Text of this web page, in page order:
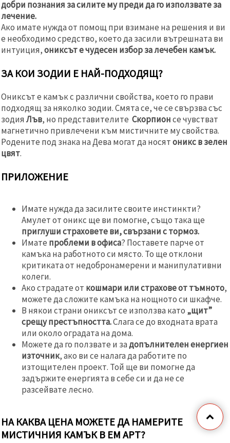
добри познания за силите му преди да го използвате за
лечение.
Ако имате нужда от помощ при взимане на решения и ви
е необходимо средство, което да засили вътрешната ви
интуиция,ониксът е чудесен избор за лечебен камък.
ЗА КОИ ЗОДИИ Е НАЙ-ПОДХОДЯЩ?
Ониксът е камък с различни свойства, което го прави
подходящ за няколко зодии. Смята се, че се свързва със
зодия Лъв, но представителите Скорпионсе чувстват
магнетично привлечени към мистичните му свойства.
Родените под знака на Дева могат да носятоникс в зелен
цвят.
ПРИЛОЖЕНИЕ
Имате нужда да засилите своите инстинкти?
Амулет от оникс ще ви помогне, също така ще
приглуши страховете ви, свързани с тормоз.
Имате проблеми в офиса? Поставете парче от
камъка на работното си място. То ще отклони
критиката от недобронамерени и манипулативни
колеги.
Ако страдате от кошмари или страхове от тъмното,
можете да сложите камъка на нощното си шкафче.
В някои страни ониксът се използва като „щит”
срещу престъпността.Слага се до входната врата
или около оградата на дома.
Можете да го ползвате и задопълнителен енергиен
източник, ако ви се налага да работите по
изтощителен проект. Той ще ви помогне да
задържите енергията в себе си и да не се
разсейвате леснo.
НА КАКВА ЦЕНА МОЖЕТЕ ДА НАМЕРИТЕ
МИСТИЧНИЯ КАМЪК В ЕМ АРТ?